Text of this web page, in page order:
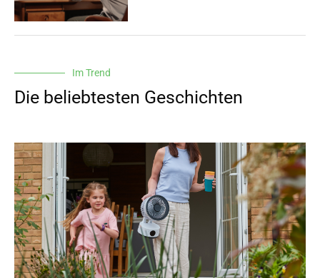
Im Trend
Die beliebtesten Geschichten